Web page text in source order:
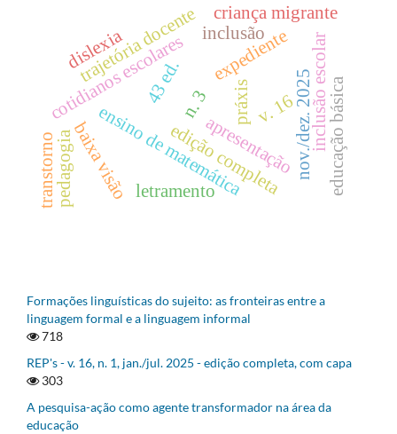
edição completa
v. 16
n. 3 nov./dez. 2025
43 ed. expediente
apresentação
ensino de matemática
cotidianos escolares
trajetória docente inclusão escolar
baixa visão educação básica
criança migrante
inclusão
letramento
práxis
pedagogia
dislexia
transtorno
Formações linguísticas do sujeito: as fronteiras entre a
linguagem formal e a linguagem informal
718
REP's - v. 16, n. 1, jan./jul. 2025 - edição completa, com capa
303
A pesquisa-ação como agente transformador na área da
educação